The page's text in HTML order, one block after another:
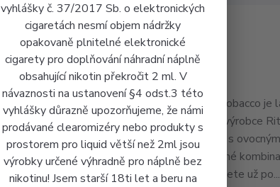
vyhlášky č. 37/2017 Sb. o elektronických
cigaretách nesmí objem nádržky
opakovaně plnitelné elektronické
cigarety pro doplňování náhradní náplně
obsahující nikotin překročit 2 ml. V
návaznosti na ustanovení §4 odst.3 této
vyhlášky důrazně upozorňujeme, že námi
prodávané clearomizéry nebo produkty s
prostorem pro liquid větší než 2ml jsou
výrobky určené výhradně pro náplně bez
nikotinu! Jsem starší 18ti let a beru na
Mint Tobacco
český výrobce
liquidů s
navržené
zamilujete už po...